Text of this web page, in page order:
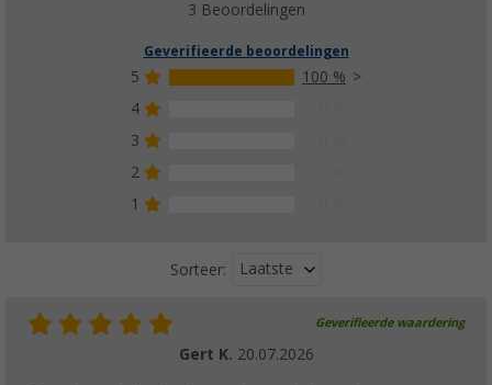
3 Beoordelingen
Geverifieerde beoordelingen
5
100 %
4
3
2
1
Sorteer: Laatste
Geverifieerde waardering
Gert K. 20.07.2026